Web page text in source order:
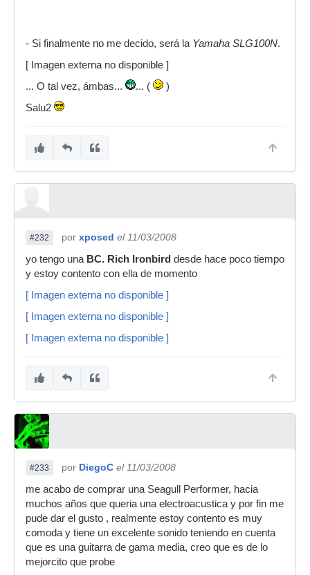
- Si finalmente no me decido, será la Yamaha SLG100N.
[ Imagen externa no disponible ]
... O tal vez, ámbas...
... (
)
Salu2
#232 por xposed el 11/03/2008
yo tengo una BC. Rich Ironbird desde hace poco tiempo
y estoy contento con ella de momento
[ Imagen externa no disponible ]
[ Imagen externa no disponible ]
[ Imagen externa no disponible ]
#233 por DiegoC el 11/03/2008
me acabo de comprar una Seagull Performer, hacia
muchos años que queria una electroacustica y por fin me
pude dar el gusto , realmente estoy contento es muy
comoda y tiene un excelente sonido teniendo en cuenta
que es una guitarra de gama media, creo que es de lo
mejorcito que probe